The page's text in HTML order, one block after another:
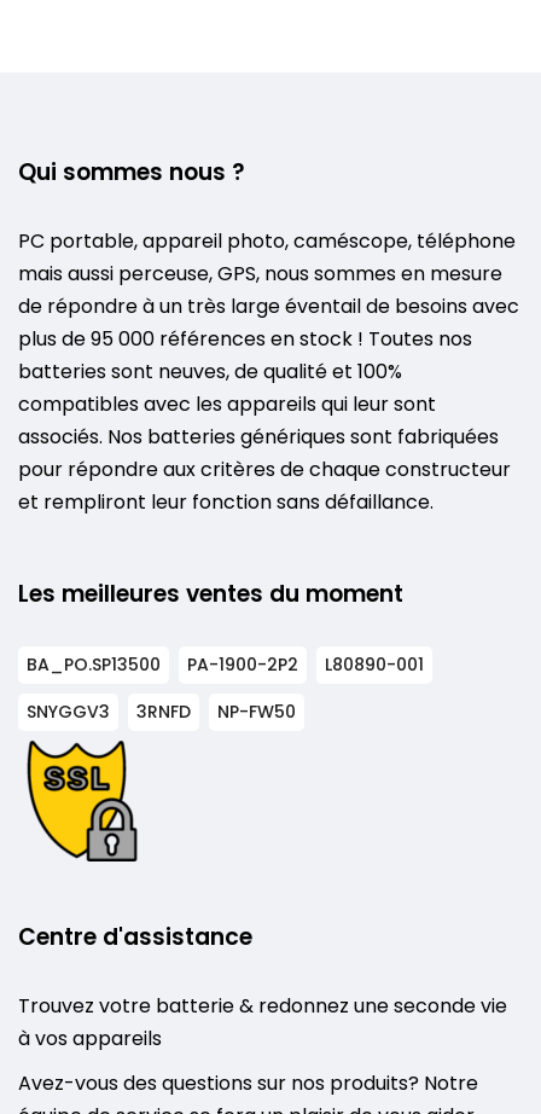
Qui sommes nous ?
PC portable, appareil photo, caméscope, téléphone
mais aussi perceuse, GPS, nous sommes en mesure
de répondre à un très large éventail de besoins avec
plus de 95 000 références en stock ! Toutes nos
batteries sont neuves, de qualité et 100%
compatibles avec les appareils qui leur sont
associés. Nos batteries génériques sont fabriquées
pour répondre aux critères de chaque constructeur
et rempliront leur fonction sans défaillance.
Les meilleures ventes du moment
BA_PO.SP13500 PA-1900-2P2
L80890-001
SNYGGV3
3RNFD NP-FW50
Centre d'assistance
Trouvez votre batterie & redonnez une seconde vie
à vos appareils
Avez-vous des questions sur nos produits? Notre